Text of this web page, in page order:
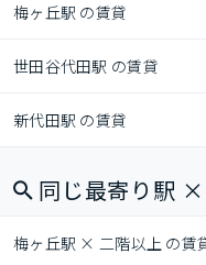
梅ヶ丘駅 の賃貸
世田谷代田駅 の賃貸
新代田駅 の賃貸
同じ最寄り駅
梅ヶ丘駅 × 二階以上 の賃